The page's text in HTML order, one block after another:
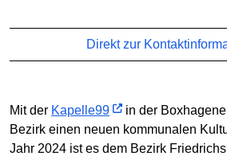
Direkt zur
Mit der Kapelle99
in der
Bezirk einen neuen kommunalen
Jahr 2024 ist es dem Bezirk